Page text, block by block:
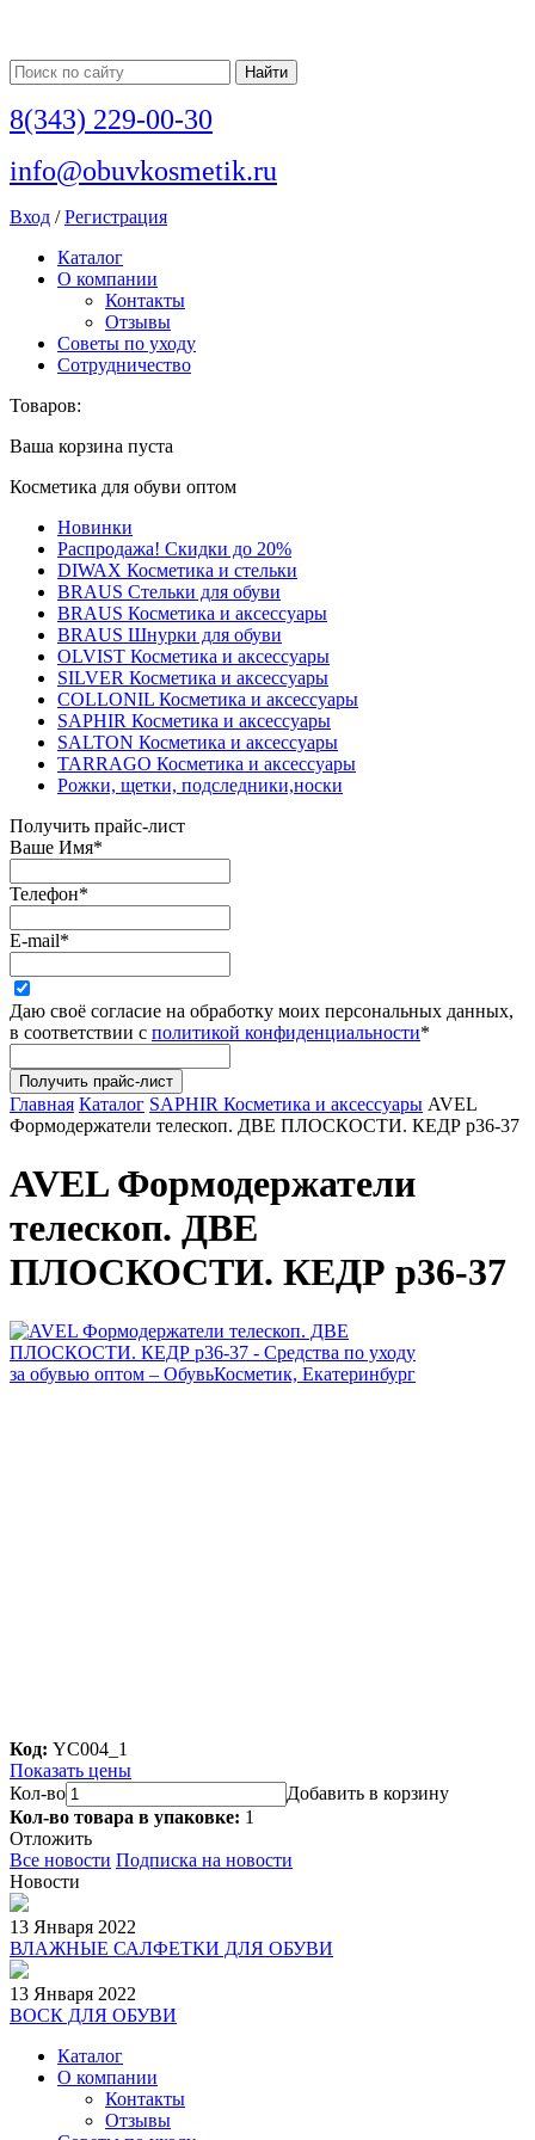
8(343) 229-00-30
info@obuvkosmetik.ru
Вход /Регистрация
Каталог
О компании
Контакты
Отзывы
Советы по уходу
Сотрудничество
Товаров:
Ваша корзина пуста
Косметика для обуви оптом
Новинки
Распродажа! Скидки до 20%
DIWAX Косметика и стельки
BRAUS Стельки для обуви
BRAUS Косметика и аксессуары
BRAUS Шнурки для обуви
OLVIST Косметика и аксессуары
SILVER Косметика и аксессуары
COLLONIL Косметика и аксессуары
SAPHIR Косметика и аксессуары
SALTON Косметика и аксессуары
TARRAGO Косметика и аксессуары
Рожки, щетки, подследники,носки
Получить прайс-лист
Ваше Имя*
Телефон*
E-mail*
Даю своё согласие на обработку моих персональных данных,
в соответствии с политикой конфиденциальности*
Главная Каталог SAPHIR Косметика и аксессуары AVEL
Формодержатели телескоп. ДВЕ ПЛОСКОСТИ. КЕДР р36-37
AVEL Формодержатели
телескоп. ДВЕ
ПЛОСКОСТИ. КЕДР р36-37
Код: YC004_1
Показать цены
Кол-во
Добавить в корзину
Кол-во товара в упаковке: 1
Отложить
Все новости Подписка на новости
Новости
13 Января 2022
ВЛАЖНЫЕ САЛФЕТКИ ДЛЯ ОБУВИ
13 Января 2022
ВОСК ДЛЯ ОБУВИ
Каталог
О компании
Контакты
Отзывы